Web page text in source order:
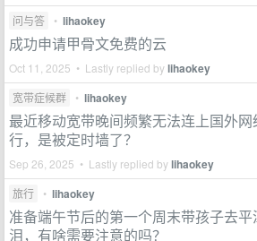
问与答 • lihaokey
成功申请甲骨文免费的云
Oct 11, 2025 • Lastly replied bylihaokey
宽带症候群 • lihaokey
最近移动宽带晚间频繁无法连上国外网
行，是被定时墙了？
Sep 26, 2025 • Lastly replied bylihaokey
旅行 • lihaokey
准备端午节后的第一个周末带孩子去平
泪，有啥需要注意的吗？